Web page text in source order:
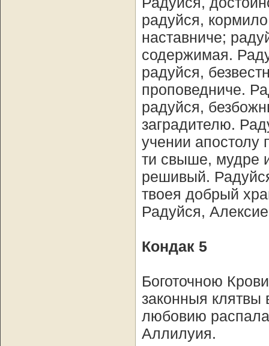
радуйся,
наставниче;
содержимая.
радуйся,
проповедниче.
радуйся,
заградителю.
учении
ти свыше, мудре
решивый.
твоея добрый
Радуйся,
Кондак 5
Боготочною
законныя
любовию
Аллилуия.